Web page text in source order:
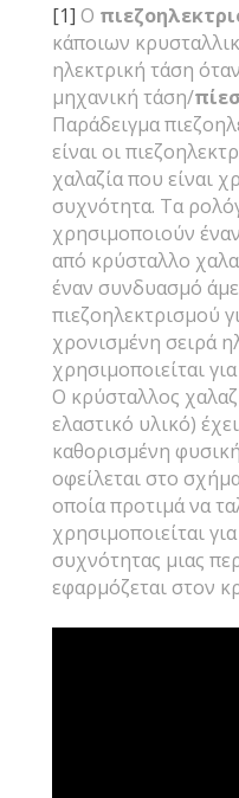
[1] Ο
κάποιων
ηλεκτρική τάση
μηχανική τάση/
Παράδειγμα
είναι οι
χαλαζία που είναι
συχνότητα. Τα
χρησιμοποιούν
από κρύσταλλο
έναν συνδυασμό
πιεζοηλεκτρισμού
χρονισμένη σειρά
χρησιμοποιείται
Ο κρύσταλλος
ελαστικό υλικό)
καθορισμένη
οφείλεται στο
οποία προτιμά να
χρησιμοποιείται
συχνότητας μιας
εφαρμόζεται στον